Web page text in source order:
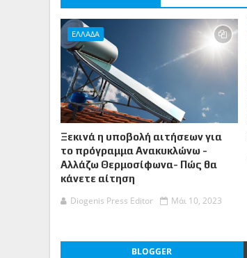
ΕΛΛΑΔΑ
Ξεκινά η υποβολή αιτήσεων για
το πρόγραμμα Ανακυκλώνω -
Αλλάζω Θερμοσίφωνα- Πώς θα
κάνετε αίτηση
Diogenis Press Editor
Μάι 10, 2023
BLOGGER